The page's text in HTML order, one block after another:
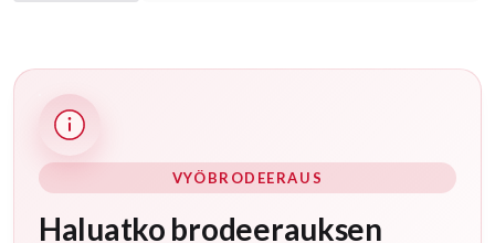
VYÖBRODEERAUS
Haluatko brodeerauksen